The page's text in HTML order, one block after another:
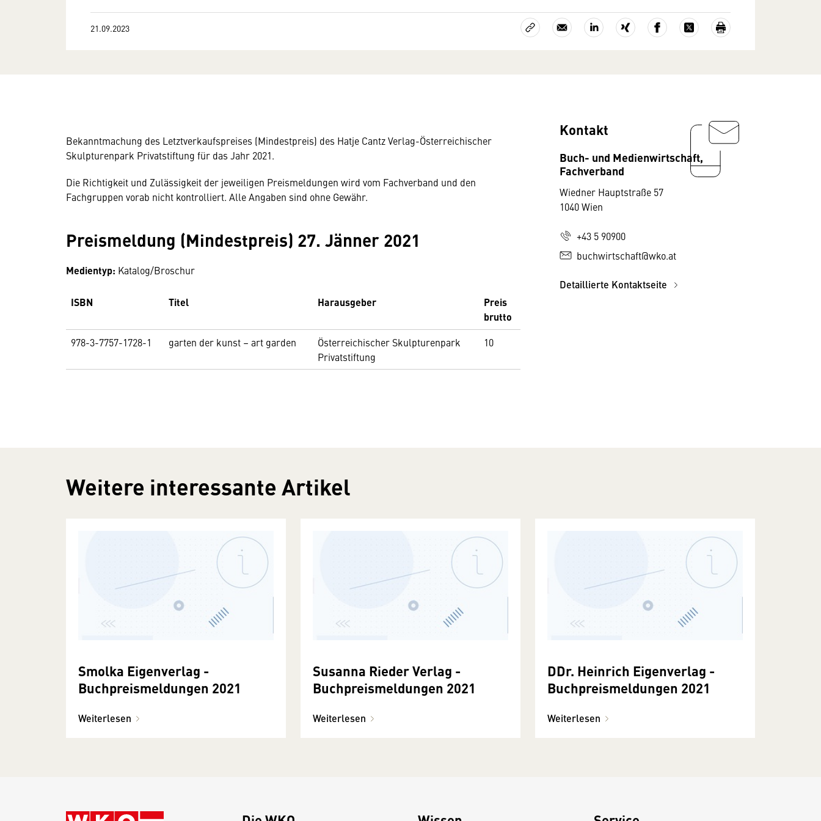
21.09.2023
Bekanntmachung des Letztverkaufspreises (Mindestpreis) des Hatje Cantz Verlag-Österreichischer
Skulpturenpark Privatstiftung für das Jahr 2021.
Die Richtigkeit und Zulässigkeit der jeweiligen Preismeldungen wird vom Fachverband und den
Fachgruppen vorab nicht kontrolliert. Alle Angaben sind ohne Gewähr.
Preismeldung (Mindestpreis) 27. Jänner 2021
Medientyp: Katalog/Broschur
ISBN Titel Harausgeber
Preis
brutto
978-3-7757-1728-1 garten der kunst – art garden
Österreichischer Skulpturenpark
Privatstiftung
10
Kontakt
Buch- und Medienwirtschaft,
Fachverband
Wiedner Hauptstraße 57
1040 Wien
+43 5 90900
buchwirtschaft@wko.at
Detaillierte Kontaktseite
Weitere interessante Artikel
Smolka Eigenverlag -
Buchpreismeldungen 2021
Weiterlesen
Susanna Rieder Verlag -
Buchpreismeldungen 2021
Weiterlesen
DDr. Heinrich Eigenverlag -
Buchpreismeldungen 2021
Weiterlesen